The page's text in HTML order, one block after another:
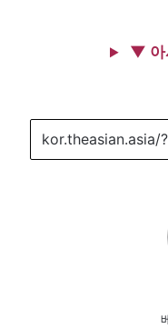
▼ 아